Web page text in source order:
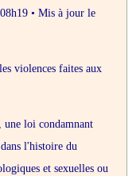
• Mis à jour le
violences faites aux
loi condamnant
l'histoire du
et sexuelles ou